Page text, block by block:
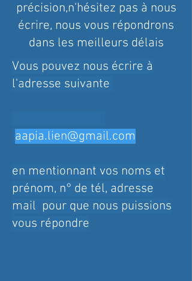
précision,n'hésitez pas à nous
écrire, nous vous répondrons
dans les meilleurs délais
Vous pouvez nous écrire à
l'adresse suivante
aapia.lien@gmail.com
en mentionnant vos noms et
prénom, n° de tél, adresse
mail pour que nous puissions
vous répondre